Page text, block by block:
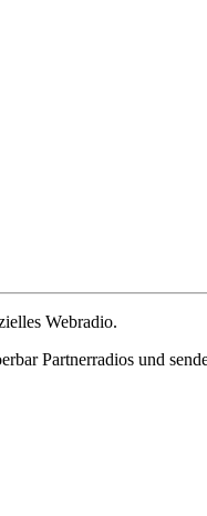
Webradio.
Partnerradios und